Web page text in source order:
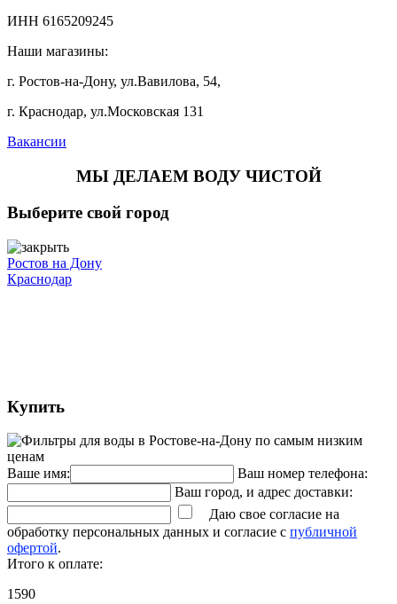
ИНН 6165209245
Наши магазины:
г. Ростов-на-Дону, ул.Вавилова, 54,
г. Краснодар, ул.Московская 131
Вакансии
МЫ ДЕЛАЕМ ВОДУ ЧИСТОЙ
Выберите свой город
Ростов на Дону
Краснодар
Купить
Ваше имя:
Ваш номер телефона:
Ваш город, и адрес доставки:
Даю свое согласие на
обработку персональных данных и согласие с публичной
офертой.
Итого к оплате:
1590